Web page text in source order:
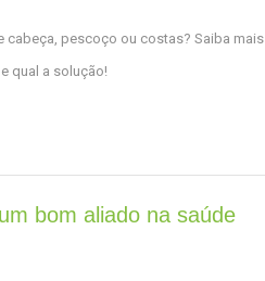
cabeça, pescoço ou costas? Saiba mais
qual a solução!
bom aliado na saúde